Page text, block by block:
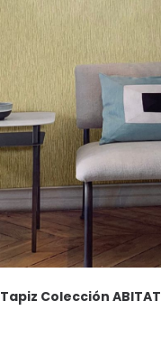
Tapiz Colección ABITAT